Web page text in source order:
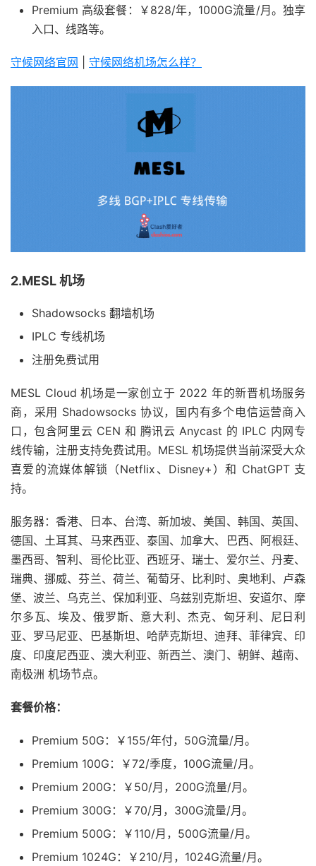
Premium 高级套餐：￥828/年，1000G流量/月。独享
入口、线路等。
守候网络官网 守候网络机场怎么样？
2.MESL 机场
Shadowsocks 翻墙机场
IPLC 专线机场
注册免费试用
MESL Cloud 机场是一家创立于 2022 年的新晋机场服务
商，采用 Shadowsocks 协议，国内有多个电信运营商入
口，包含阿里云 CEN 和 腾讯云 Anycast 的 IPLC 内网专
线传输，注册支持免费试用。MESL 机场提供当前深受大众
喜爱的流媒体解锁（Netflix、Disney+）和 ChatGPT 支
持。
服务器：香港、日本、台湾、新加坡、美国、韩国、英国、
德国、土耳其、马来西亚、泰国、加拿大、巴西、阿根廷、
墨西哥、智利、哥伦比亚、西班牙、瑞士、爱尔兰、丹麦、
瑞典、挪威、芬兰、荷兰、葡萄牙、比利时、奥地利、卢森
堡、波兰、乌克兰、保加利亚、乌兹别克斯坦、安道尔、摩
尔多瓦、埃及、俄罗斯、意大利、杰克、匈牙利、尼日利
亚、罗马尼亚、巴基斯坦、哈萨克斯坦、迪拜、菲律宾、印
度、印度尼西亚、澳大利亚、新西兰、澳门、朝鲜、越南、
南极洲 机场节点。
套餐价格：
Premium 50G：￥155/年付，50G流量/月。
Premium 100G：￥72/季度，100G流量/月。
Premium 200G：￥50/月，200G流量/月。
Premium 300G：￥70/月，300G流量/月。
Premium 500G：￥110/月，500G流量/月。
Premium 1024G：￥210/月，1024G流量/月。